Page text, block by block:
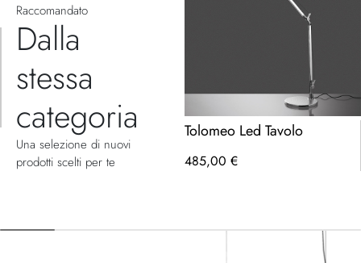
Raccomandato
Dalla
stessa
categoria
Una selezione di nuovi
prodotti scelti per te
Tolomeo Led Tavolo
485,00 €